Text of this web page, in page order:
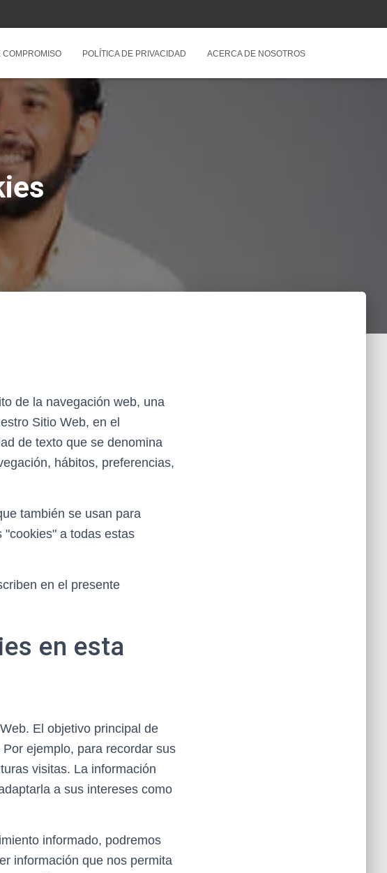
COMPROMISO POLÍTICA DE PRIVACIDAD ACERCA DE NOSOTROS
de la navegación web, una
Sitio Web, en el
de texto que se denomina
hábitos, preferencias,
también se usan para
"cookies" a todas estas
en el presente
en esta
El objetivo principal de
ejemplo, para recordar sus
visitas. La información
a sus intereses como
informado, podremos
información que nos permita